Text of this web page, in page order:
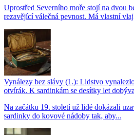
Uprostřed Severního moře stojí na dvou
rezavějící válečná pevnost. Má vlastní
Vynálezy bez slávy (1.): Lidstvo
otvírák. K sardinkám se desítky let
Na začátku 19. století už lidé dokázali
sardinky do kovové nádoby tak, aby...